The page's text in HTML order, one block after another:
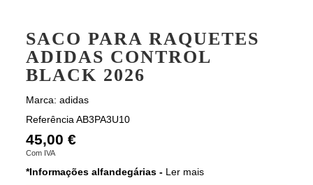
SACO PARA RAQUETES
ADIDAS CONTROL
BLACK 2026
Marca: adidas
Referência AB3PA3U10
45,00 €
Com IVA
*Informações alfandegárias - Ler mais